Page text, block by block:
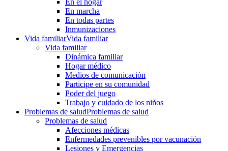
En el hogar
En marcha
En todas partes
Inmunizaciones
Vida familiarVida familiar
Vida familiar
Dinámica familiar
Hogar médico
Medios de comunicación
Participe en su comunidad
Poder del juego
Trabajo y cuidado de los niños
Problemas de saludProblemas de salud
Problemas de salud
Afecciones médicas
Enfermedades prevenibles por vacunación
Lesiones y Emergencias